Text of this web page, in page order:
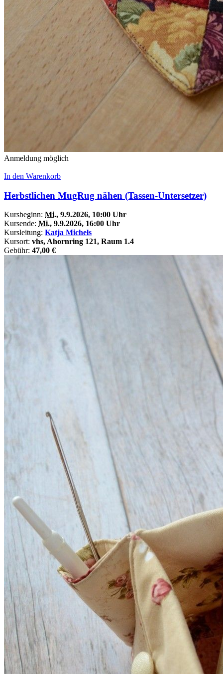
Anmeldung möglich
In den Warenkorb
Herbstlichen MugRug nähen (Tassen-Untersetzer)
Kursbeginn: Mi., 9.9.2026, 10:00 Uhr
Kursende: Mi., 9.9.2026, 16:00 Uhr
Kursleitung: Katja Michels
Kursort: vhs, Ahornring 121, Raum 1.4
Gebühr: 47,00 €